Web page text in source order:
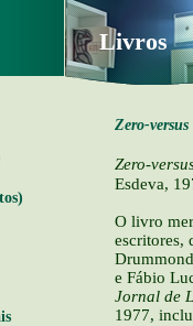
Livros
Zero-versus
Zero-
Esdeva,
O livro
escritores,
e Fábio
Jornal de
1977,